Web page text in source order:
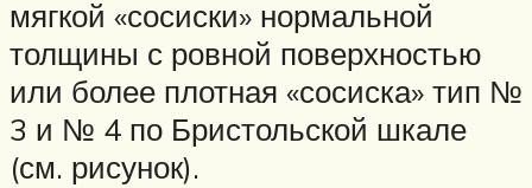
мягкой «сосиски» нормальной
толщины с ровной поверхностью
или более плотная «сосиска» тип №
3 и № 4 по Бристольской шкале
(см. рисунок).